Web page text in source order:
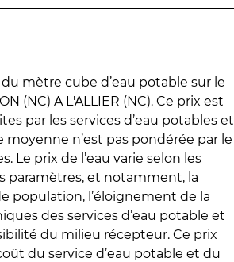
mètre cube d’eau potable sur le
(NC) A L'ALLIER (NC). Ce prix est
par les services d’eau potables et
moyenne n’est pas pondérée par le
Le prix de l’eau varie selon les
paramètres, et notamment, la
population, l’éloignement de la
des services d’eau potable et
du milieu récepteur. Ce prix
du service d’eau potable et du